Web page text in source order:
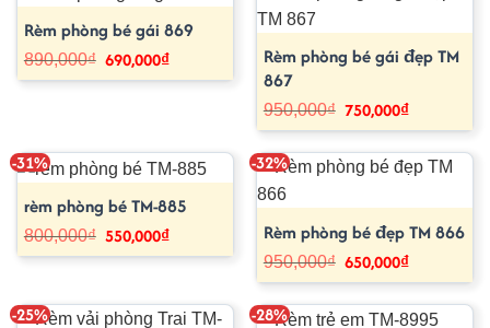
Rèm phòng bé gái 869
890,000₫ Giá
gốc
là:
690,000₫Giá
tại
Rèm phòng bé gái đẹp TM
867
950,000₫ Giá
gốc
là:
950,000₫.
750,000₫Giá
tại
là:
750,000₫.
-31%
rèm phòng bé TM-885
800,000₫
Giá
gốc
là:
550,000₫Giá
tại
-32%
Rèm phòng bé đẹp TM 866
950,000₫ Giá
gốc
là:
950,000₫.
650,000₫Giá
tại
là:
650,000₫.
-25% -28%